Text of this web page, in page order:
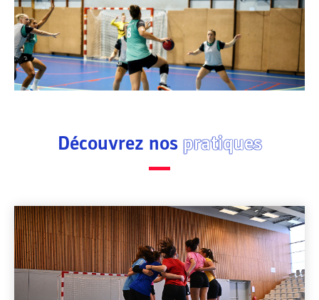
Découvrez nos pratiques